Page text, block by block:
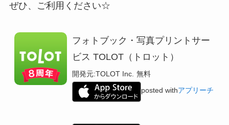
ぜひ、ご利用ください☆
フォトブック・写真プリントサー
ビス TOLOT（トロット）
開発元:TOLOT Inc. 無料
posted withアプリーチ